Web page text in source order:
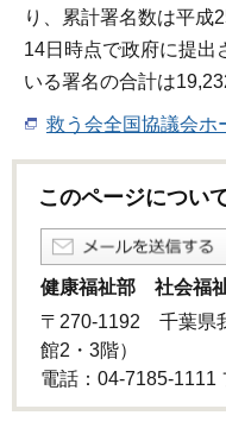
り、累計署名数は平成
14日時点で政府に提出
いる署名の合計は
救う会全国協議会ホ
このページについ
健康福祉部 社会福
〒270-1192 千葉県
館2・3階）
電話：04-7185-1111